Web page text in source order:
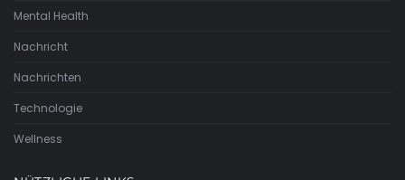
Mental Health
Nachricht
Nachrichten
Technologie
Wellness